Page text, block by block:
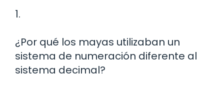
1.
¿Por qué los mayas utilizaban un
sistema de numeración diferente al
sistema decimal?